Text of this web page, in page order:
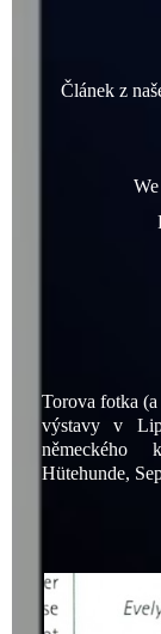
Článek z
Torova fotka
výstavy v
německého
Hütehunde,